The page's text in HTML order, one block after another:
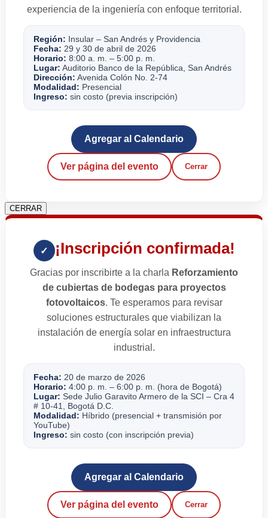
experiencia de la ingeniería con enfoque territorial.
Región: Insular – San Andrés y Providencia
Fecha: 29 y 30 de abril de 2026
Horario: 8:00 a. m. – 5:00 p. m.
Lugar: Auditorio Banco de la República, San Andrés
Dirección: Avenida Colón No. 2-74
Modalidad: Presencial
Ingreso: sin costo (previa inscripción)
Agregar al Calendario
Ver página del evento Cerrar
CERRAR
✓ ¡Inscripción confirmada!
Gracias por inscribirte a la charla Reforzamiento
de cubiertas de bodegas para proyectos
fotovoltaicos. Te esperamos para revisar
soluciones estructurales que viabilizan la
instalación de energía solar en infraestructura
industrial.
Fecha: 20 de marzo de 2026
Horario: 4:00 p. m. – 6:00 p. m. (hora de Bogotá)
Lugar: Sede Julio Garavito Armero de la SCI – Cra 4
# 10-41, Bogotá D.C.
Modalidad: Híbrido (presencial + transmisión por
YouTube)
Ingreso: sin costo (con inscripción previa)
Agregar al Calendario
Ver página del evento Cerrar